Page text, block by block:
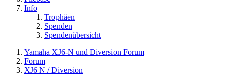
Info
Trophäen
Spenden
Spendenübersicht
Yamaha XJ6-N und Diversion Forum
Forum
XJ6 N / Diversion